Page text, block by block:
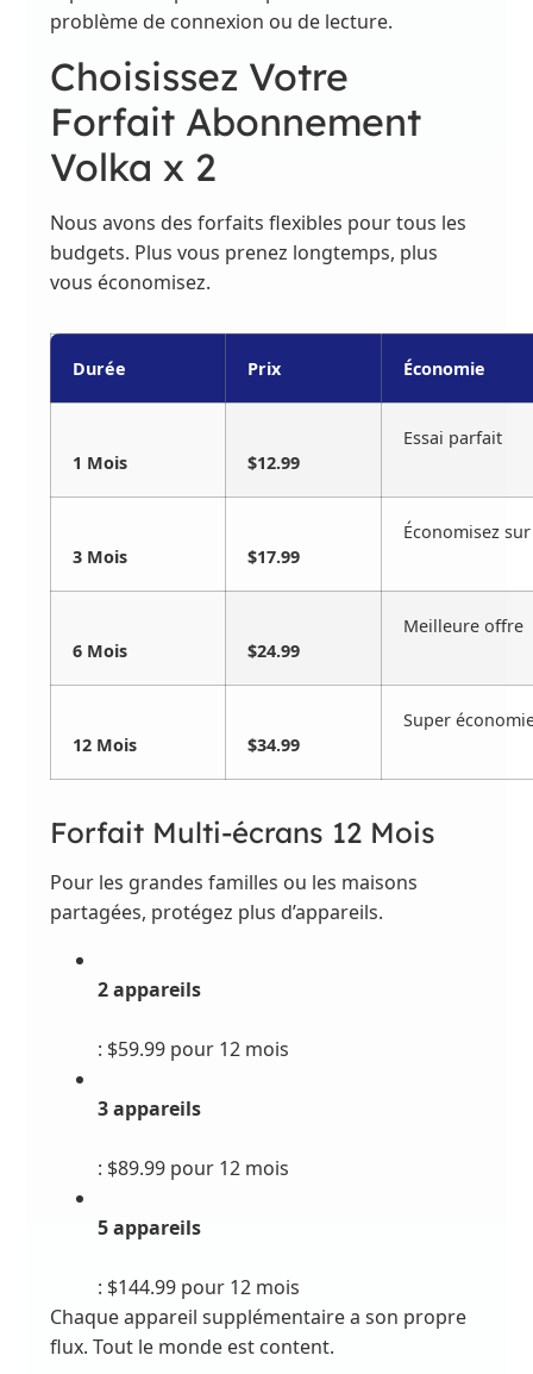
problème de connexion ou de lecture.
Choisissez Votre
Forfait Abonnement
Volka x 2
Nous avons des forfaits flexibles pour tous les
budgets. Plus vous prenez longtemps, plus
vous économisez.
Durée Prix Économie
1 Mois $12.99
Essai parfait
3 Mois $17.99
Économisez
6 Mois $24.99
Meilleure offre
12 Mois $34.99
Super
Forfait Multi-écrans 12 Mois
Pour les grandes familles ou les maisons
partagées, protégez plus d’appareils.
2 appareils
: $59.99 pour 12 mois
3 appareils
: $89.99 pour 12 mois
5 appareils
: $144.99 pour 12 mois
Chaque appareil supplémentaire a son propre
flux. Tout le monde est content.